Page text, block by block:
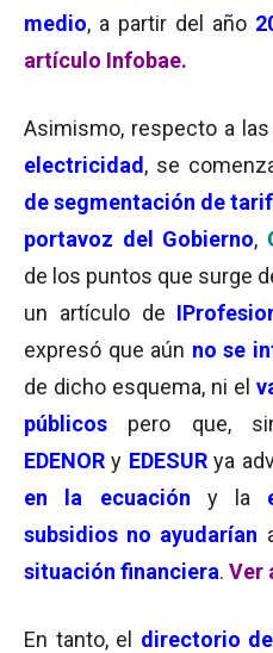
medio, a partir del año
artículo Infobae.
Asimismo, respecto a las
electricidad , se
de segmentación de
portavoz del Gobierno,
de los puntos que surge
un artículo de
expresó que aún no se
de dicho esquema, ni el
públicos pero que,
EDENOR y EDESURya
en la ecuación y la
subsidios no ayudarían
situación financiera. Ver
En tanto, el directorio